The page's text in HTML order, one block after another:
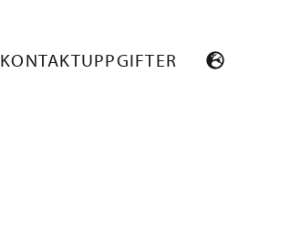
KONTAKTUPPGIFTER